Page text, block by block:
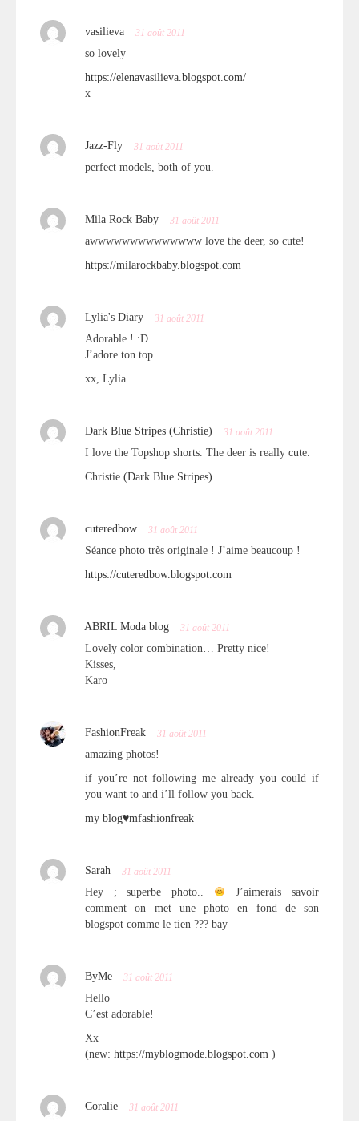
vasilieva 31 août 2011
so lovely
https://elenavasilieva.blogspot.com/
x
Jazz-Fly 31 août 2011
perfect models, both of you.
Mila Rock Baby 31 août 2011
awwwwwwwwwwwwww love the deer, so cute!
https://milarockbaby.blogspot.com
Lylia's Diary 31 août 2011
Adorable ! :D
J’adore ton top.
xx, Lylia
Dark Blue Stripes (Christie) 31 août 2011
I love the Topshop shorts. The deer is really cute.
Christie (Dark Blue Stripes)
cuteredbow 31 août 2011
Séance photo très originale ! J’aime beaucoup !
https://cuteredbow.blogspot.com
ABRIL Moda blog 31 août 2011
Lovely color combination… Pretty nice!
Kisses,
Karo
FashionFreak 31 août 2011
amazing photos!
if you’re not following me already you could if
you want to and i’ll follow you back.
my blog♥mfashionfreak
Sarah 31 août 2011
Hey ; superbe photo..
J’aimerais savoir
comment on met une photo en fond de son
blogspot comme le tien ??? bay
ByMe 31 août 2011
Hello
C’est adorable!
Xx
(new: https://myblogmode.blogspot.com )
Coralie 31 août 2011